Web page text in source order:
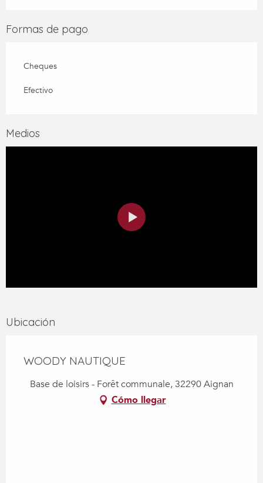
Formas de pago
Cheques
Efectivo
Medios
Ubicación
WOODY NAUTIQUE
Base de loisirs - Forêt communale, 32290 Aignan
Cómo llegar